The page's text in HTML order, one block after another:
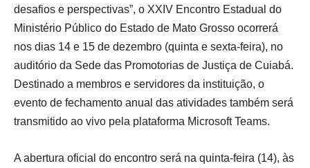
desafios e perspectivas”, o XXIV Encontro Estadual do
Ministério Público do Estado de Mato Grosso ocorrerá
nos dias 14 e 15 de dezembro (quinta e sexta-feira), no
auditório da Sede das Promotorias de Justiça de Cuiabá.
Destinado a membros e servidores da instituição, o
evento de fechamento anual das atividades também será
transmitido ao vivo pela plataforma Microsoft Teams.
A abertura oficial do encontro será na quinta-feira (14), às